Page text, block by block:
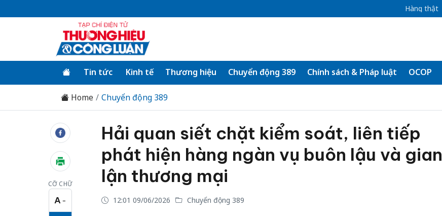
Hàng thật
Tin tức Kinh tế Thương hiệu Chuyển động 389 Chính sách & Pháp luật OCOP
Home Chuyển động 389
CỠ CHỮ
A −
Cỡ chữ nhỏ
Hải quan siết chặt kiểm soát, liên tiếp
phát hiện hàng ngàn vụ buôn lậu và gian
lận thương mại
12:01 09/06/2026 Chuyển động 389